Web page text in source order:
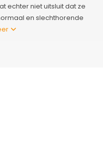
echter niet uitsluit dat ze
en slechthorende